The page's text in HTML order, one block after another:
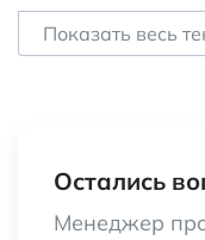
Входное
Категория:
Наименование
Показать весь
Остались
Менеджер